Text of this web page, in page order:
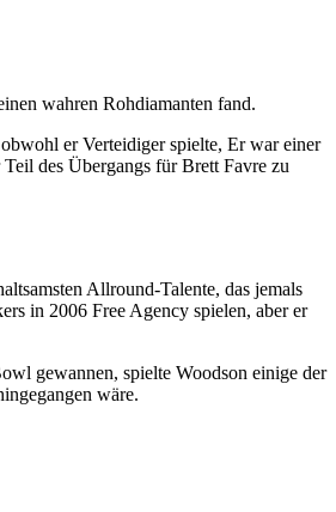
wahren Rohdiamanten fand.
er Verteidiger spielte, Er war einer
des Übergangs für Brett Favre zu
Allround-Talente, das jemals
in 2006 Free Agency spielen, aber er
gewannen, spielte Woodson einige der
wäre.